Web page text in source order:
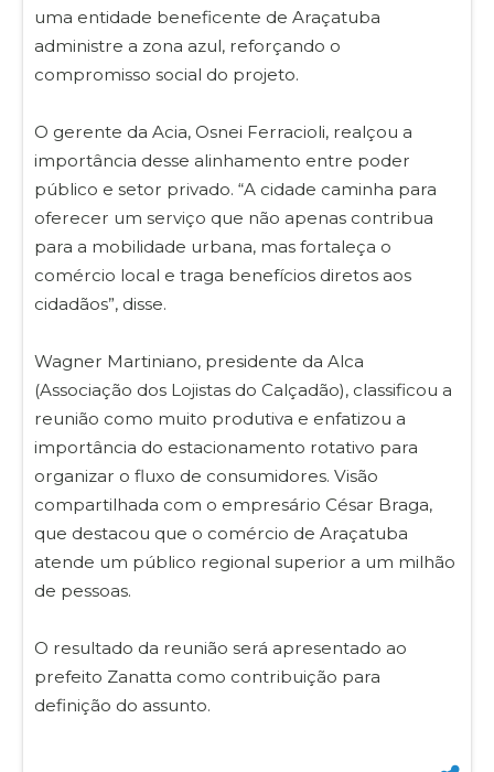
uma entidade beneficente de Araçatuba
administre a zona azul, reforçando o
compromisso social do projeto.
O gerente da Acia, Osnei Ferracioli, realçou a
importância desse alinhamento entre poder
público e setor privado. “A cidade caminha para
oferecer um serviço que não apenas contribua
para a mobilidade urbana, mas fortaleça o
comércio local e traga benefícios diretos aos
cidadãos”, disse.
Wagner Martiniano, presidente da Alca
(Associação dos Lojistas do Calçadão), classificou a
reunião como muito produtiva e enfatizou a
importância do estacionamento rotativo para
organizar o fluxo de consumidores. Visão
compartilhada com o empresário César Braga,
que destacou que o comércio de Araçatuba
atende um público regional superior a um milhão
de pessoas.
O resultado da reunião será apresentado ao
prefeito Zanatta como contribuição para
definição do assunto.